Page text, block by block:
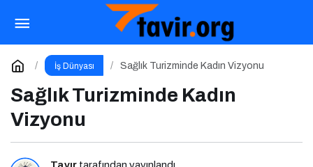
İş Dünyası Sağlık Turizminde Kadın Vizyonu
Sağlık Turizminde Kadın
Vizyonu
Tavır tarafından yayınlandı
Yapay Zeka Reklam Yönetmeliği Geldi
Yorum Yap